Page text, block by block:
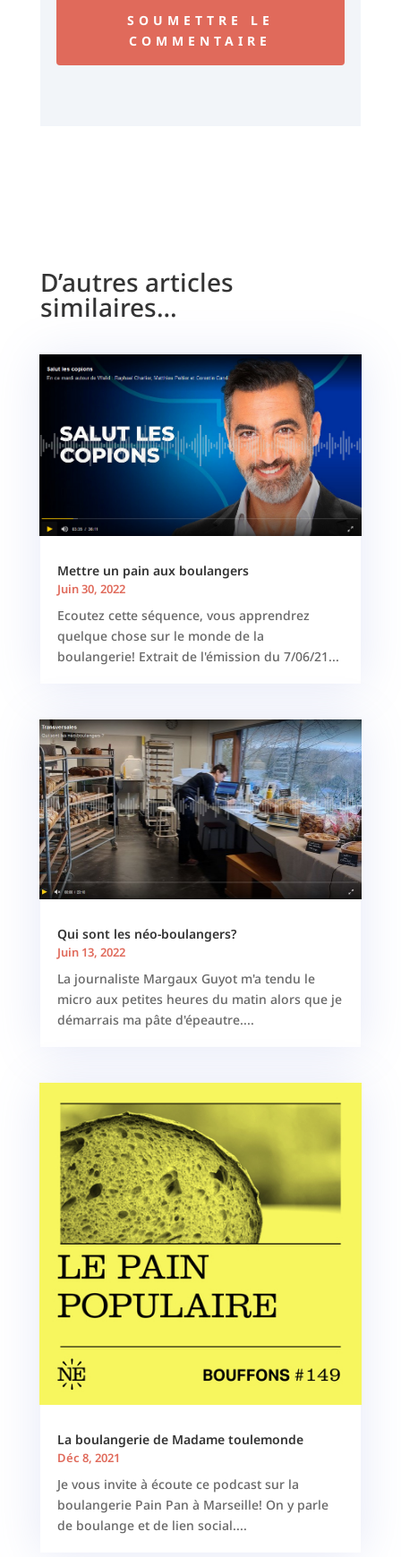
SOUMETTRE LE
COMMENTAIRE
D’autres articles
similaires…
Mettre un pain aux boulangers
Juin 30, 2022
Ecoutez cette séquence, vous apprendrez
quelque chose sur le monde de la
boulangerie! Extrait de l'émission du 7/06/21...
Qui sont les néo-boulangers?
Juin 13, 2022
La journaliste Margaux Guyot m'a tendu le
micro aux petites heures du matin alors que je
démarrais ma pâte d'épeautre....
La boulangerie de Madame toulemonde
Déc 8, 2021
Je vous invite à écoute ce podcast sur la
boulangerie Pain Pan à Marseille! On y parle
de boulange et de lien social....